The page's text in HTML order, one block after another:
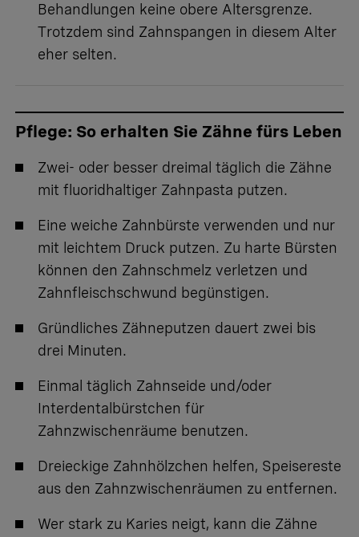
Behandlungen keine obere Altersgrenze.
Trotzdem sind Zahnspangen in diesem Alter
eher selten.
Pflege: So erhalten Sie Zähne fürs Leben
Zwei- oder besser dreimal täglich die Zähne
mit fluoridhaltiger Zahnpasta putzen.
Eine weiche Zahnbürste verwenden und nur
mit leichtem Druck putzen. Zu harte Bürsten
können den Zahnschmelz verletzen und
Zahnfleischschwund begünstigen.
Gründliches Zähneputzen dauert zwei bis
drei Minuten.
Einmal täglich Zahnseide und/oder
Interdentalbürstchen für
Zahnzwischenräume benutzen.
Dreieckige Zahnhölzchen helfen, Speisereste
aus den Zahnzwischenräumen zu entfernen.
Wer stark zu Karies neigt, kann die Zähne